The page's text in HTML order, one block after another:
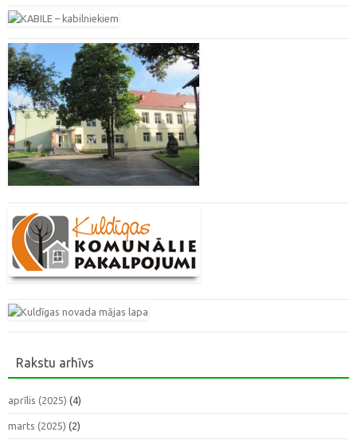
Rakstu arhīvs
aprīlis (2025) (4)
marts (2025) (2)